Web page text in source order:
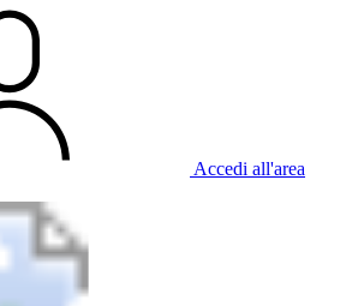
Accedi all'area